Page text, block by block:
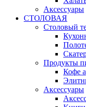
Аксессуары
СТОЛОВАЯ
Столовый
Продукты
Кофе
Аксессуары